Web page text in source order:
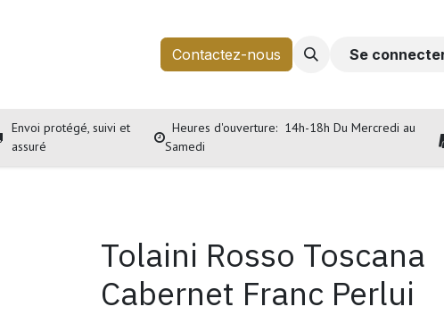
Contactez-nous Se
Envoi protégé, suivi et
assuré
Heures d'ouverture: 14h-18h Du Mercredi au
Samedi
Tolaini Rosso Toscana
Cabernet Franc Perlui